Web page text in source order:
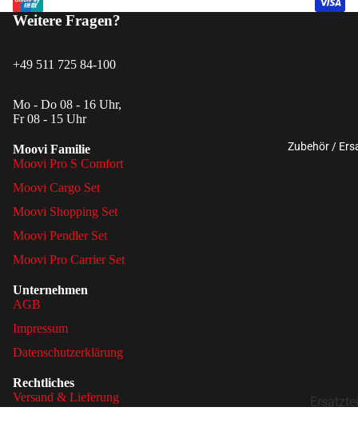
Zubehör /
Weitere Fragen?
+49 511 725 84-100
Mo - Do 08 - 16 Uhr,
Fr 08 - 15 Uhr
Moovi Familie
Moovi Pro S Comfort
Moovi Cargo Set
Moovi Shopping Set
Moovi Pendler Set
Moovi Pro Carrier Set
Unternehmen
AGB
Impressum
Datenschutzerklärung
Rechtliches
Versand & Lieferung